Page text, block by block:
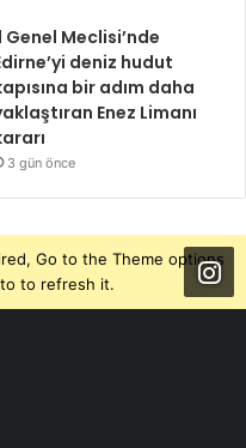
Genel Meclisi’nde
deniz hudut
bir adım daha
Enez Limanı
3 gün önce
Go to the Theme options
to refresh it.